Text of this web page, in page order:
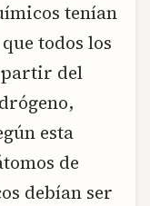
tenían
todos los
partir del
esta
de
debían ser